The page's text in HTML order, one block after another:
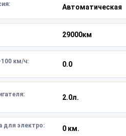
Автоматическая
29000км
100 км/ч: 0.0
2.0л.
для электро: 0 км.